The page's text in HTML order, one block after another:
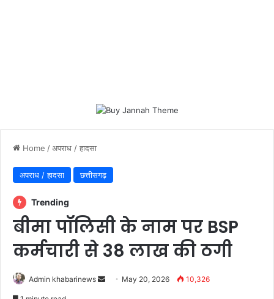
Home /अपराध / हादसा
अपराध / हादसा छत्तीसगढ़
Trending
बीमा पॉलिसी के नाम पर BSP
कर्मचारी से 38 लाख की ठगी
Admin khabarinews
Send May 20, 2026 10,326